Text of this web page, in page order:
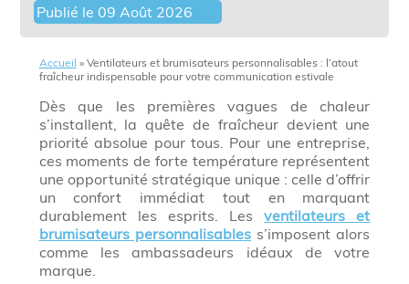
Publié le09 Août 2026
Accueil » Ventilateurs et brumisateurs personnalisables : l’atout
fraîcheur indispensable pour votre communication estivale
Dès que les premières vagues de chaleur
s’installent, la quête de fraîcheur devient une
priorité absolue pour tous. Pour une entreprise,
ces moments de forte température représentent
une opportunité stratégique unique : celle d’offrir
un confort immédiat tout en marquant
durablement les esprits. Lesventilateurs et
brumisateurs personnalisabless’imposent alors
comme les ambassadeurs idéaux de votre
marque.